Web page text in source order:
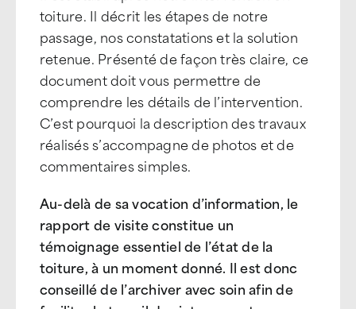
toiture. Il décrit les étapes de notre
passage, nos constatations et la solution
retenue. Présenté de façon très claire, ce
document doit vous permettre de
comprendre les détails de l’intervention.
C’est pourquoi la description des travaux
réalisés s’accompagne de photos et de
commentaires simples.
Au-delà de sa vocation d’information, le
rapport de visite constitue un
témoignage essentiel de l’état de la
toiture, à un moment donné. Il est donc
conseillé de l’archiver avec soin afin de